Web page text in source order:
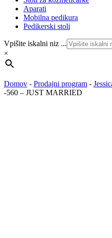
Aparati
Mobilna pedikura
Pedikerski stoli
Vpišite iskalni niz ...
×
Domov - Prodajni program -
-560 – JUST MARRIED